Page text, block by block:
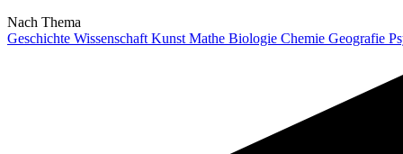
Nach Thema
Geschichte Wissenschaft Kunst Mathe Biologie Chemie Geografie